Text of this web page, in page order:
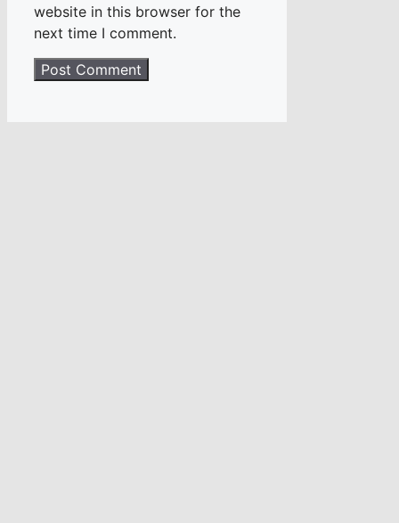
website in this browser for the
next time I comment.